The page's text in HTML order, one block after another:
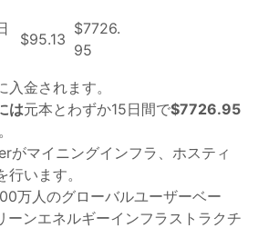
$95.13
$7726.
95
入金されます。
は元本とわずか15日間で$7726.95
がマイニングインフラ、ホスティ
います。
万人のグローバルユーザーベー
ーンエネルギーインフラストラクチ